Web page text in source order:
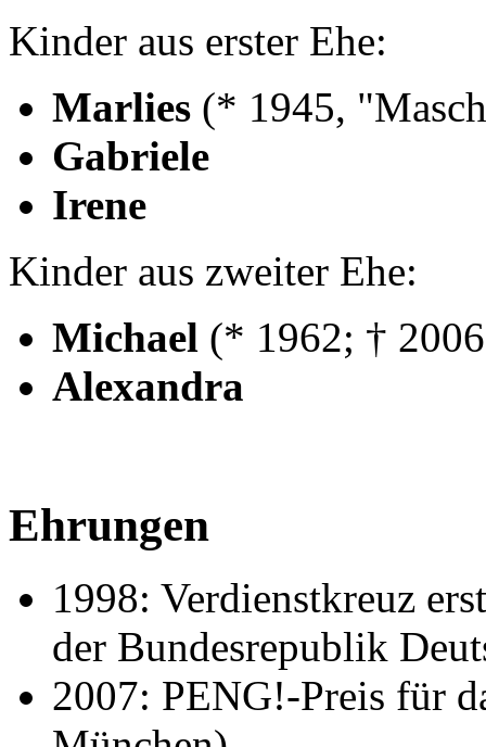
Kinder aus erster Ehe:
Marlies (* 1945,
Gabriele
Irene
Kinder aus zweiter Ehe:
Michael (* 1962; †
Alexandra
Ehrungen
1998: Verdienstkreuz
der Bundesrepublik
2007: PENG!-Preis für